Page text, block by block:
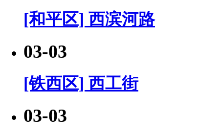
[和平区] 西滨河路
03-03
[铁西区] 西工街
03-03